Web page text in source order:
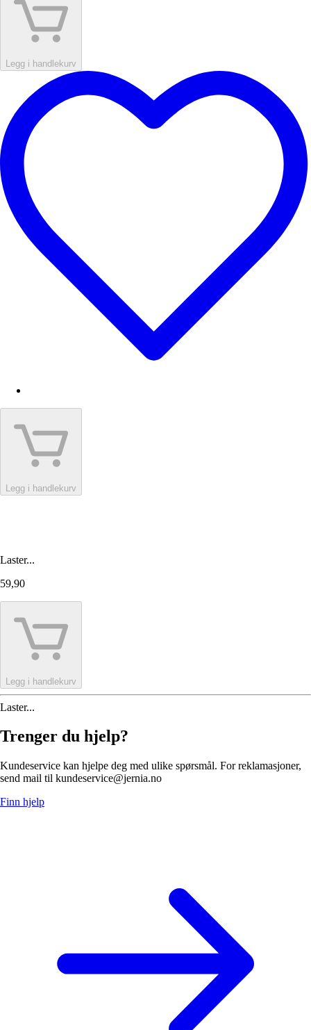
Legg i handlekurv
Legg i handlekurv
Laster...
59,90
Legg i handlekurv
Laster...
Trenger du hjelp?
Kundeservice kan hjelpe deg med ulike spørsmål. For reklamasjoner,
send mail til kundeservice@jernia.no
Finn hjelp